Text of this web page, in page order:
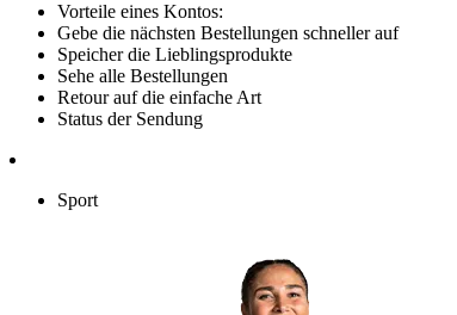
Vorteile eines Kontos:
Gebe die nächsten Bestellungen schneller auf
Speicher die Lieblingsprodukte
Sehe alle Bestellungen
Retour auf die einfache Art
Status der Sendung
Sport